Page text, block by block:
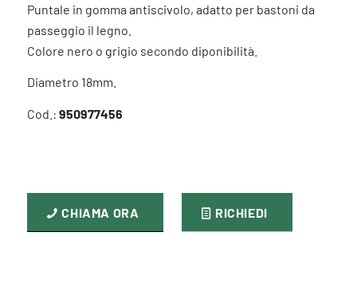
Puntale in gomma antiscivolo, adatto per bastoni da
passeggio il legno.
Colore nero o grigio secondo diponibilità.
Diametro 18mm.
Cod.: 950977456
CHIAMA ORA RICHIEDI